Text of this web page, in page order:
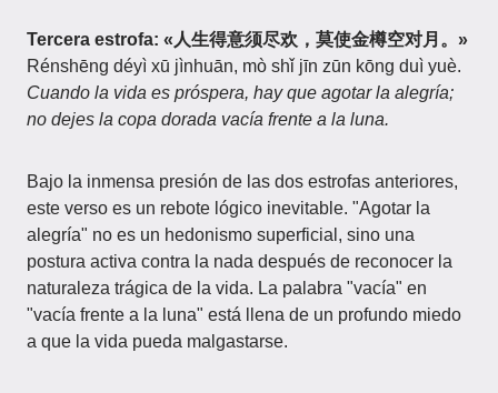
Tercera estrofa: «人生得意须尽欢，莫使金樽空对月。»
Rénshēng déyì xū jìnhuān, mò shǐ jīn zūn kōng duì yuè.
Cuando la vida es próspera, hay que agotar la alegría;
no dejes la copa dorada vacía frente a la luna.
Bajo la inmensa presión de las dos estrofas anteriores,
este verso es un rebote lógico inevitable. "Agotar la
alegría" no es un hedonismo superficial, sino una
postura activa contra la nada después de reconocer la
naturaleza trágica de la vida. La palabra "vacía" en
"vacía frente a la luna" está llena de un profundo miedo
a que la vida pueda malgastarse.